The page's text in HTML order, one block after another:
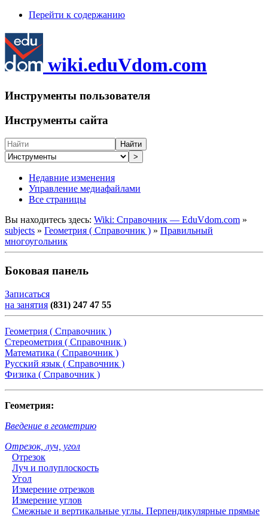
Перейти к содержанию
wiki.eduVdom.com
Инструменты пользователя
Инструменты сайта
Найти
>
Недавние изменения
Управление медиафайлами
Все страницы
Вы находитесь здесь: Wiki: Справочник — EduVdom.com »
subjects » Геометрия ( Справочник ) » Правильный
многоугольник
Боковая панель
Записаться
на занятия (831) 247 47 55
Геометрия ( Справочник )
Стереометрия ( Справочник )
Математика ( Справочник )
Русский язык ( Справочник )
Физика ( Справочник )
Геометрия:
Введение в геометрию
Отрезок, луч, угол
Отрезок
Луч и полуплоскость
Угол
Измерение отрезков
Измерение углов
Смежные и вертикальные углы. Перпендикулярные прямые